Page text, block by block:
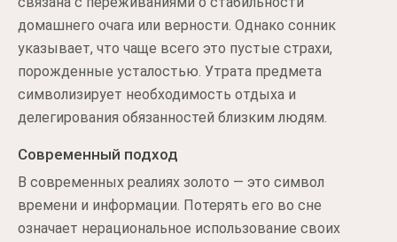
домашнего очага или верности. Однако сонник
указывает, что чаще всего это пустые страхи,
порожденные усталостью. Утрата предмета
символизирует необходимость отдыха и
делегирования обязанностей близким людям.
Современный подход
В современных реалиях золото — это символ
времени и информации. Потерять его во сне
означает нерациональное использование своих